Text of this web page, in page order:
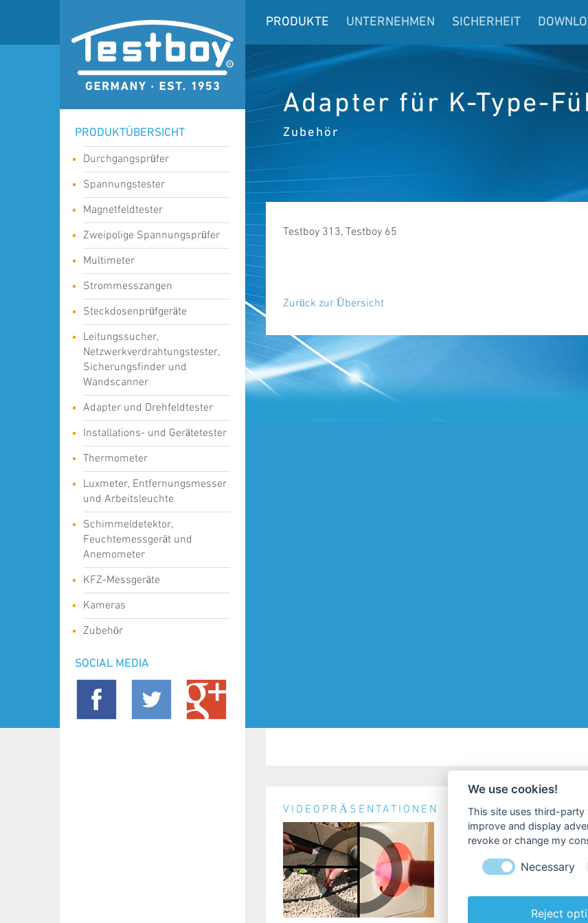
PRODUKTE UNTERNEHMEN SICHERHEIT
PRODUKTÜBERSICHT
Durchgangsprüfer
Spannungstester
Magnetfeldtester
Zweipolige Spannungsprüfer
Multimeter
Strommesszangen
Steckdosenprüfgeräte
Leitungssucher,
Netzwerkverdrahtungstester,
Sicherungsfinder und
Wandscanner
Adapter und Drehfeldtester
Installations- und Gerätetester
Thermometer
Luxmeter, Entfernungsmesser
und Arbeitsleuchte
Schimmeldetektor,
Feuchtemessgerät und
Anemometer
KFZ-Messgeräte
Kameras
Zubehör
SOCIAL MEDIA
Adapter für K-Type-
Zubehör
Testboy 313, Testboy 65
Zurück zur Übersicht
VIDEOPRÄSENTATIONEN NEWS &
Keine Nachrichten
We use cookies!
This site uses third-
improve and display
revoke or change my
Necessary
Reject